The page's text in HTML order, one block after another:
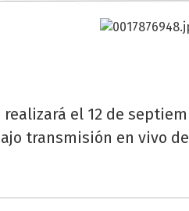
realizará el 12 de
transmisión en vivo